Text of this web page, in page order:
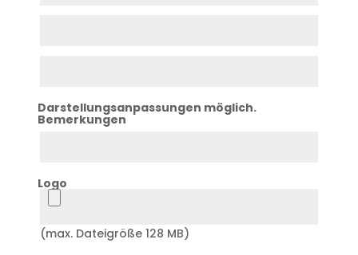
Darstellungsanpassungen möglich.
Bemerkungen
Logo
Logo
(max. Dateigröße 128 MB)